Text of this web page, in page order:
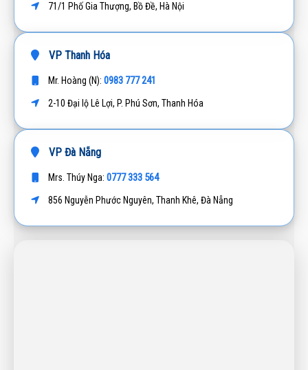
71/1 Phố Gia Thượng, Bồ Đề, Hà Nội
VP Thanh Hóa
Mr. Hoàng (N): 0983 777 241
2-10 Đại lộ Lê Lợi, P. Phú Sơn, Thanh Hóa
VP Đà Nẵng
Mrs. Thúy Nga: 0777 333 564
856 Nguyễn Phước Nguyên, Thanh Khê, Đà Nẵng